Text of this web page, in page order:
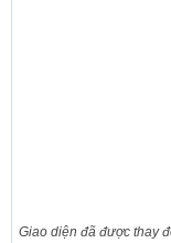
Giao diện đã được thay